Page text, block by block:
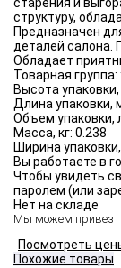
старения и
структуру,
Предназначен
деталей салона.
Обладает
Товарная группа:
Высота
Длина упаковки,
Объем упаковки,
Масса, кг: 0.238
Ширина
Вы работаете в
Чтобы увидеть
паролем (или
Нет на складе
Мы можем
Посмотреть
Похожие товары